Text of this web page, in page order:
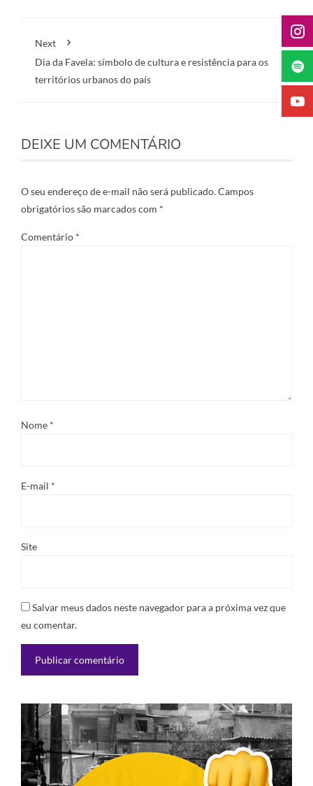
Next
Dia da Favela: símbolo de cultura e resistência para os
territórios urbanos do país
DEIXE UM COMENTÁRIO
O seu endereço de e-mail não será publicado.Campos
obrigatórios são marcados com *
Comentário *
Nome *
E-mail *
Site
Salvar meus dados neste navegador para a próxima vez que
eu comentar.